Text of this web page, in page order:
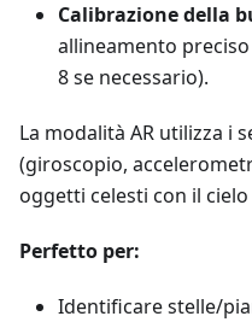
Calibrazione della
allineamento
8 se necessario).
La modalità AR utilizza i
(giroscopio,
oggetti celesti con il cielo
Perfetto per:
Identificare stelle/